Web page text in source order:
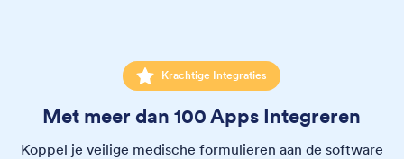
Krachtige Integraties
Met meer dan 100 Apps Integreren
Koppel je veilige medische formulieren aan de software